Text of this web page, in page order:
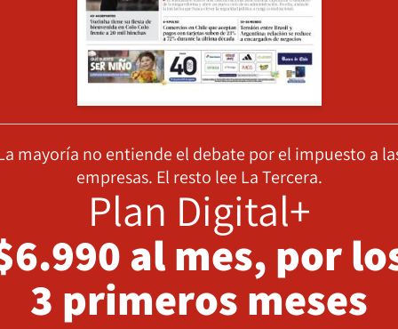
mayoría no entiende el debate por el impuesto a
empresas. El resto lee La Tercera.
Plan Digital+
al mes, por
3 primeros meses